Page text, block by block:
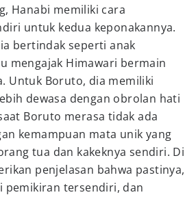
Hanabi memiliki cara
untuk kedua keponakannya.
bertindak seperti anak
mengajak Himawari bermain
Untuk Boruto, dia memiliki
dewasa dengan obrolan hati
Boruto merasa tidak ada
kemampuan mata unik yang
tua dan kakeknya sendiri. Di
penjelasan bahwa pastinya,
pemikiran tersendiri, dan